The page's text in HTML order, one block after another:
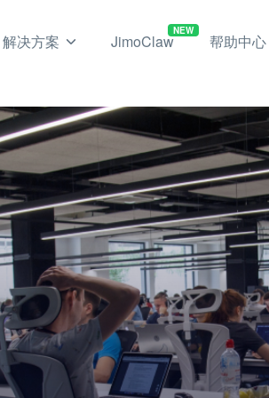
解决方案 JimoClaw
NEW
帮助中心